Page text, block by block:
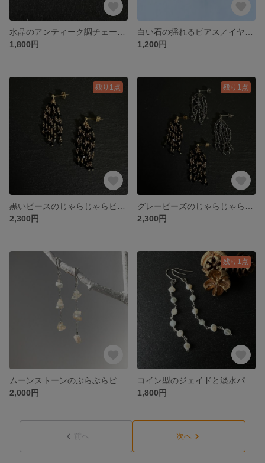
1,800円
1,200円
残り1点
2,300円
残り1点
2,300円
2,000円
残り1点
1,800円
前へ 次へ